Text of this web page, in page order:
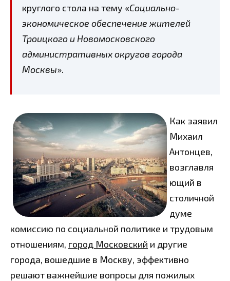
круглого стола на тему «Социально-
экономическое обеспечение жителей
Троицкого и Новомосковского
административных округов города
Москвы».
Как заявил
Михаил
Антонцев,
возглавля
ющий в
столичной
думе
комиссию по социальной политике и трудовым
отношениям, город Московский и другие
города, вошедшие в Москву, эффективно
решают важнейшие вопросы для пожилых